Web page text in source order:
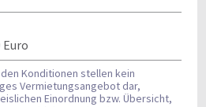
Euro
Konditionen stellen kein
Vermietungsangebot dar,
Einordnung bzw. Übersicht,